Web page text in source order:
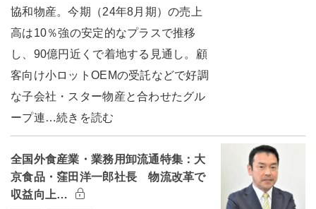
協和物産。今期（24年8月期）の売上
高は10％強の安定的なプラスで推移
し、90億円近くで着地する見通し。顧
客向け小ロットOEMの受託などで好調
な子会社・スター物産と合わせたグル
ープ連…続きを読む
全国外食産業・業務用卸流通特集：大
京食品・窪田洋一郎社長 物流改革で
収益向上…